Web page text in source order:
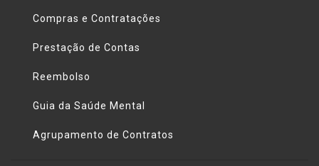
Compras e Contratações
Prestação de Contas
Reembolso
Guia da Saúde Mental
Agrupamento de Contratos